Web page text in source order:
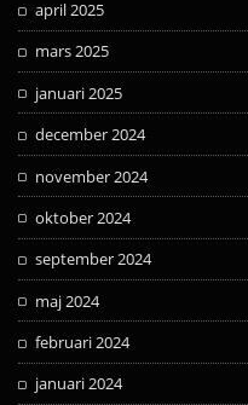
april 2025
mars 2025
januari 2025
december 2024
november 2024
oktober 2024
september 2024
maj 2024
februari 2024
januari 2024